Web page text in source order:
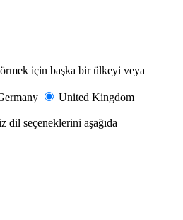
için başka bir ülkeyi veya
United Kingdom
dil seçeneklerini aşağıda